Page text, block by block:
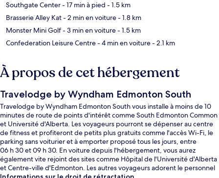
Southgate Center- 17 min à pied - 1.5 km
Brasserie Alley Kat- 2 min en voiture- 1.8 km
Monster Mini Golf- 3 min en voiture- 1.5 km
Confederation Leisure Centre- 4 min en voiture- 2.1 km
À propos de cet hébergement
Travelodge by Wyndham Edmonton South
Travelodge by Wyndham Edmonton South vous installe à moins de 10
minutes de route de points d'intérêt comme South Edmonton Common
et Université d'Alberta. Les voyageurs pourront se dépenser au centre
de fitness et profiteront de petits plus gratuits comme l'accès Wi-Fi, le
parking sans voiturier et à emporter proposé tous les jours, entre
06 h 30 et 09 h 30. En voiture depuis l'hébergement, vous aurez
également vite rejoint des sites comme Hôpital de l'Université d'Alberta
et Centre-ville d'Edmonton. Les autres voyageurs adorent le personnel